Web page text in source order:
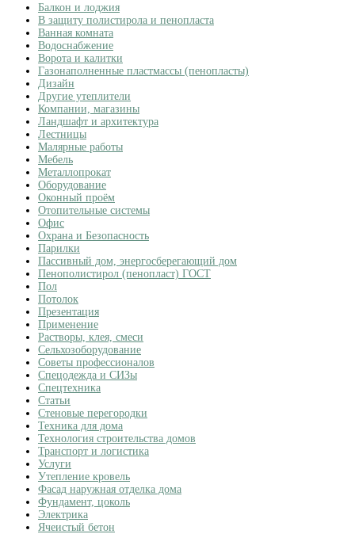
Балкон и лоджия
В защиту полистирола и пенопласта
Ванная комната
Водоснабжение
Ворота и калитки
Газонаполненные пластмассы (пенопласты)
Дизайн
Другие утеплители
Компании, магазины
Ландшафт и архитектура
Лестницы
Малярные работы
Мебель
Металлопрокат
Оборудование
Оконный проём
Отопительные системы
Офис
Охрана и Безопасность
Парилки
Пассивный дом, энергосберегающий дом
Пенополистирол (пенопласт) ГОСТ
Пол
Потолок
Презентация
Применение
Растворы, клея, смеси
Сельхозоборудование
Советы профессионалов
Спецодежда и СИЗы
Спецтехника
Статьи
Стеновые перегородки
Техника для дома
Технология строительства домов
Транспорт и логистика
Услуги
Утепление кровель
Фасад наружная отделка дома
Фундамент, цоколь
Электрика
Ячеистый бетон